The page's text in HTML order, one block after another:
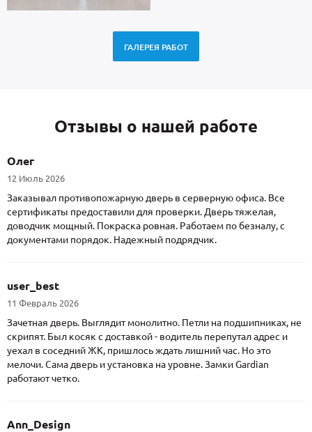
ГАЛЕРЕЯ РАБОТ
Отзывы о нашей работе
Олег
12 Июль 2026
Заказывал противопожарную дверь в серверную офиса. Все
сертификаты предоставили для проверки. Дверь тяжелая,
доводчик мощный. Покраска ровная. Работаем по безналу, с
документами порядок. Надежный подрядчик.
user_best
11 Февраль 2026
Зачетная дверь. Выглядит монолитно. Петли на подшипниках, не
скрипят. Был косяк с доставкой - водитель перепутал адрес и
уехал в соседний ЖК, пришлось ждать лишний час. Но это
мелочи. Сама дверь и установка на уровне. Замки Gardian
работают четко.
Ann_Design